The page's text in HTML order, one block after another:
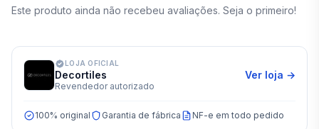
Este produto ainda não recebeu avaliações. Seja o primeiro!
LOJA OFICIAL
Decortiles
Revendedor autorizado
Ver loja →
100% original Garantia de fábrica NF-e em todo pedido